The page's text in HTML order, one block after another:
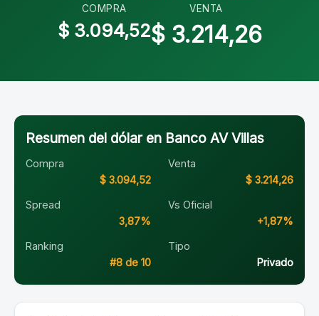
COMPRA
$ 3.094,52
VENTA
$ 3.214,26
Resumen del dólar en Banco AV Villas
Compra
$ 3.094,52
Venta
$ 3.214,26
Spread
3,87%
Vs Oficial
+1,87%
Ranking
#8 de 10
Tipo
Privado